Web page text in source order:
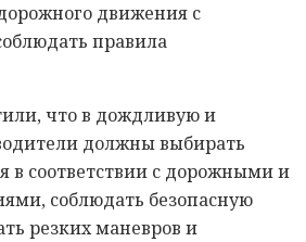
движения с
правила
что в дождливую и
должны выбирать
в соответствии с дорожными и
соблюдать безопасную
резких маневров и